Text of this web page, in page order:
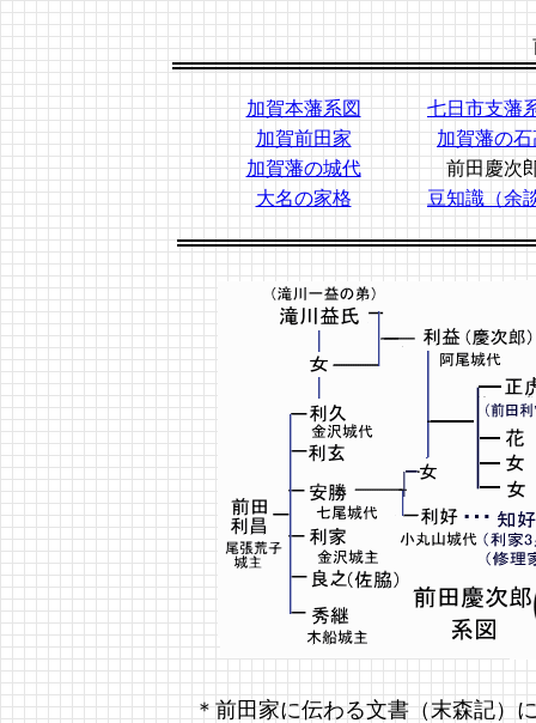
加賀本藩系図
七日市支藩
加賀前田家
加賀藩の石
加賀藩の城代
前田慶次
大名の家格
豆知識（余
＊前田家に伝わる文書（末森記）